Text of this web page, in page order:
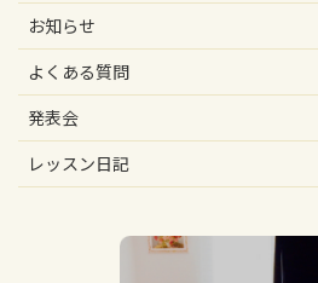
お知らせ
よくある質問
発表会
レッスン日記